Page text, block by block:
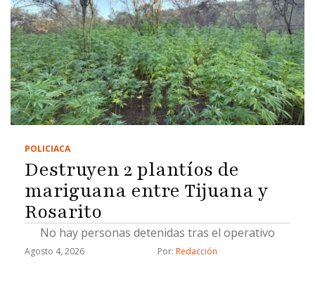
POLICIACA
Destruyen 2 plantíos de
mariguana entre Tijuana y
Rosarito
No hay personas detenidas tras el operativo
Agosto 4, 2026 Por: Redacción